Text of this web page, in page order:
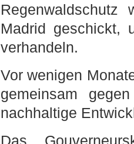
Madrid geschickt,
verhandeln.
Vor wenigen
gemeinsam
nachhaltige
Das